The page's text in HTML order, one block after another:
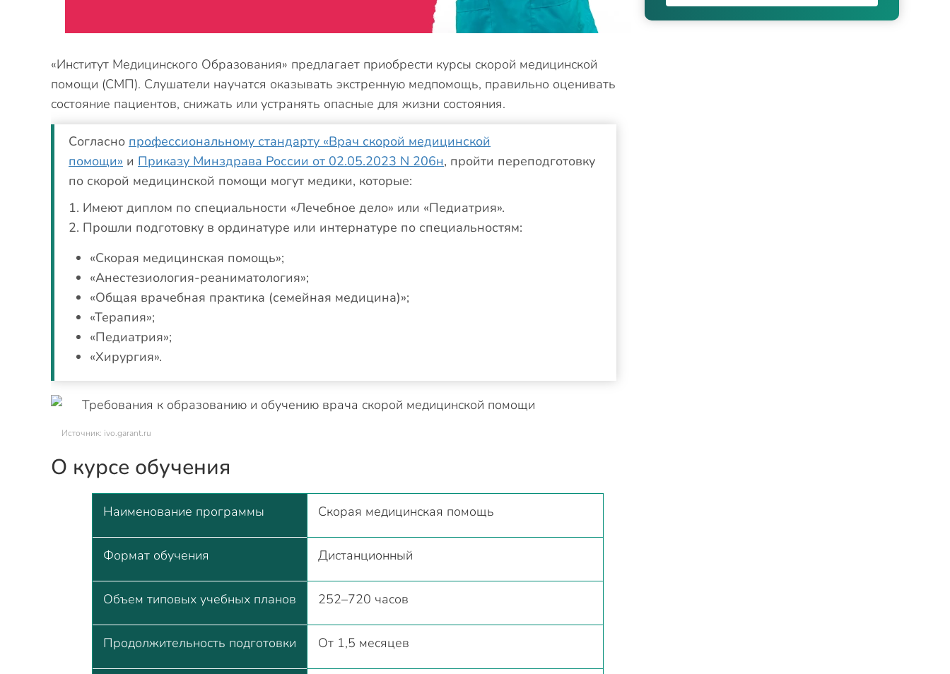
«Институт Медицинского Образования» предлагает приобрести курсы скорой медицинской
помощи (СМП). Слушатели научатся оказывать экстренную медпомощь, правильно оценивать
состояние пациентов, снижать или устранять опасные для жизни состояния.
Согласно профессиональному стандарту «Врач скорой медицинской
помощи» и Приказу Минздрава России от 02.05.2023 N 206н, пройти переподготовку
по скорой медицинской помощи могут медики, которые:
Имеют диплом по специальности «Лечебное дело» или «Педиатрия».
Прошли подготовку в ординатуре или интернатуре по специальностям:
«Скорая медицинская помощь»;
«Анестезиология-реаниматология»;
«Общая врачебная практика (семейная медицина)»;
«Терапия»;
«Педиатрия»;
«Хирургия».
Источник: ivo.garant.ru
О курсе обучения
Наименование программы Скорая медицинская помощь
Формат обучения Дистанционный
Объем типовых учебных планов 252–720 часов
Продолжительность подготовки От 1,5 месяцев